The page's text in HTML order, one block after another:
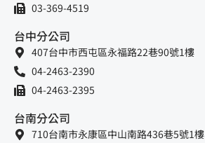
03-369-4519
台中分公司
407台中市西屯區永福路22巷90號1樓
04-2463-2390
04-2463-2395
台南分公司
710台南市永康區中山南路436巷5號1樓